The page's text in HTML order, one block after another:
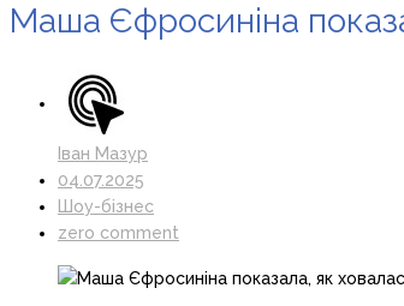
Маша Єфросиніна
Іван Мазур
04.07.2025
Шоу-бізнес
zero comment